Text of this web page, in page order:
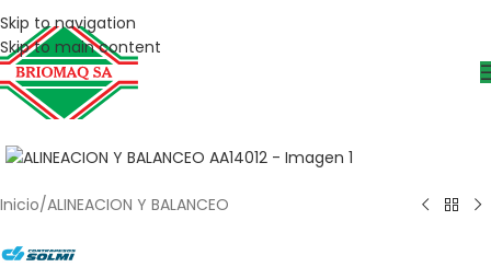
Skip to navigation
Skip to main content
Inicio/ALINEACION Y BALANCEO